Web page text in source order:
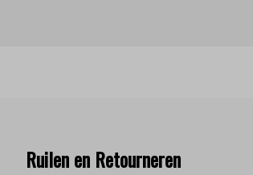
Ruilen en Retourneren